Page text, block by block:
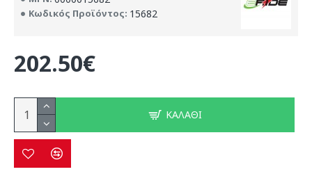
Κωδικός Προϊόντος: 15682
202.50€
ΚΑΛΆΘΙ